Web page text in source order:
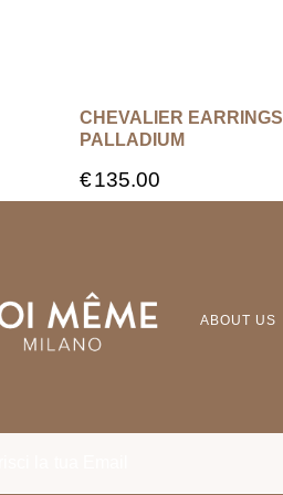
CHEVALIER EARRINGS
PALLADIUM
€135.00
ABOUT US